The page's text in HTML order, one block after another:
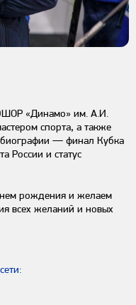
«Динамо» им. А.И.
спорта, а также
— финал Кубка
России и статус
рождения и желаем
всех желаний и новых